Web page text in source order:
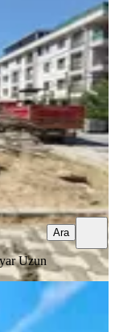
Uzun
Ara
Yediemin